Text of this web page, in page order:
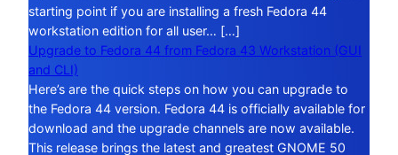
starting point if you are installing a fresh Fedora 44
workstation edition for all user… […]
Upgrade to Fedora 44 from Fedora 43 Workstation (GUI
and CLI)
Here’s are the quick steps on how you can upgrade to
the Fedora 44 version. Fedora 44 is officially available for
download and the upgrade channels are now available.
This release brings the latest and greatest GNOME 50